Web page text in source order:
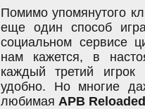
Помимо упомянутого
еще один способ
социальном сервисе
нам кажется, в
каждый третий
удобно. Но многие
любимая APB Reloaded